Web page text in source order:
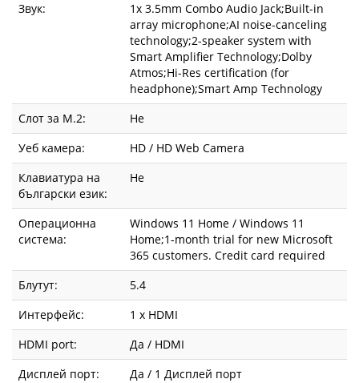
Звук:
1x 3.5mm Combo Audio Jack;Built-in
array microphone;AI noise-canceling
technology;2-speaker system with
Smart Amplifier Technology;Dolby
Atmos;Hi-Res certification (for
headphone);Smart Amp Technology
Слот за М.2:
Не
Уеб камера:
HD / HD Web Camera
Клавиатура на
български език:
Не
Операционна
система:
Windows 11 Home / Windows 11
Home;1-month trial for new Microsoft
365 customers. Credit card required
Блутут:
5.4
Интерфейс:
1 x HDMI
HDMI port:
Да / HDMI
Дисплей порт:
Да / 1 Дисплей порт